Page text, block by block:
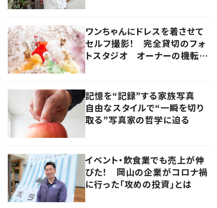
ワンちゃんにドレスを着させて
セルフ撮影！ 完全貸切のフォ
トスタジオ オーナーの機転で
記憶を“記録”する家族写真
自由なスタイルで“一瞬を切り
取る”写真家の哲学に迫る
イベント・飲食業でも売上が伸
びた！ 岡山の企業がコロナ禍
に行った「攻めの投資」とは